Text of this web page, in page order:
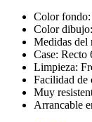
Color fondo:
Color
Medidas del
Case: Recto
Limpieza:
Facilidad de
Muy
Arrancable